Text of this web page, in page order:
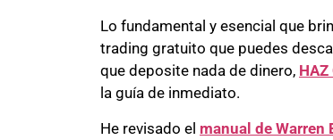
Lo fundamental y esencial que
trading gratuito que puedes
que deposite nada de dinero, HAZ
la guía de inmediato.
He revisado el manual de Warren